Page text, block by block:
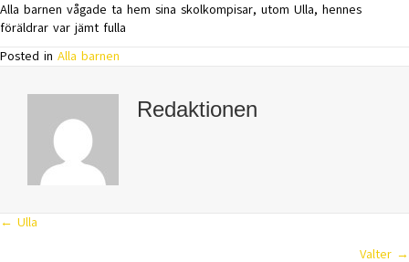
Alla barnen vågade ta hem sina skolkompisar, utom Ulla, hennes
föräldrar var jämt fulla
Posted in Alla barnen
Redaktionen
Posts
← Ulla
Valter →